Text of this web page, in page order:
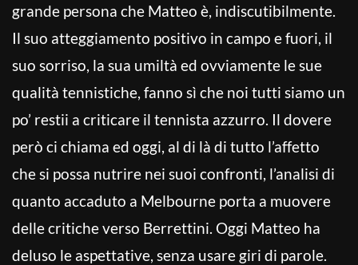
grande persona che Matteo è, indiscutibilmente.
Il suo atteggiamento positivo in campo e fuori, il
suo sorriso, la sua umiltà ed ovviamente le sue
qualità tennistiche, fanno sì che noi tutti siamo un
po’ restii a criticare il tennista azzurro. Il dovere
però ci chiama ed oggi, al di là di tutto l’affetto
che si possa nutrire nei suoi confronti, l’analisi di
quanto accaduto a Melbourne porta a muovere
delle critiche verso Berrettini. Oggi Matteo ha
deluso le aspettative, senza usare giri di parole.